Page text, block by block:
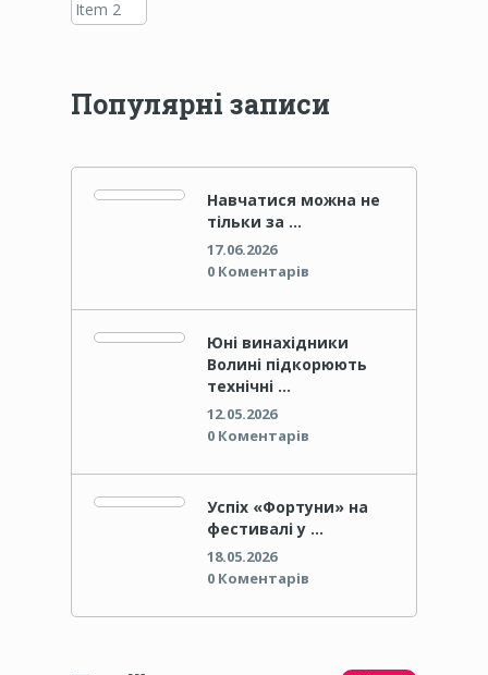
Популярні записи
Навчатися можна не
тільки за …
17.06.2026
0 Коментарів
Юні винахідники
Волині підкорюють
технічні …
12.05.2026
0 Коментарів
Успіх «Фортуни» на
фестивалі у …
18.05.2026
0 Коментарів